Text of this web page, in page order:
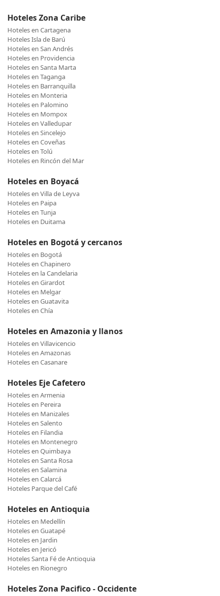
Hoteles Zona Caribe
Hoteles en Cartagena
Hoteles Isla de Barú
Hoteles en San Andrés
Hoteles en Providencia
Hoteles en Santa Marta
Hoteles en Taganga
Hoteles en Barranquilla
Hoteles en Monteria
Hoteles en Palomino
Hoteles en Mompox
Hoteles en Valledupar
Hoteles en Sincelejo
Hoteles en Coveñas
Hoteles en Tolú
Hoteles en Rincón del Mar
Hoteles en Boyacá
Hoteles en Villa de Leyva
Hoteles en Paipa
Hoteles en Tunja
Hoteles en Duitama
Hoteles en Bogotá y cercanos
Hoteles en Bogotá
Hoteles en Chapinero
Hoteles en la Candelaria
Hoteles en Girardot
Hoteles en Melgar
Hoteles en Guatavita
Hoteles en Chía
Hoteles en Amazonia y llanos
Hoteles en Villavicencio
Hoteles en Amazonas
Hoteles en Casanare
Hoteles Eje Cafetero
Hoteles en Armenia
Hoteles en Pereira
Hoteles en Manizales
Hoteles en Salento
Hoteles en Filandia
Hoteles en Montenegro
Hoteles en Quimbaya
Hoteles en Santa Rosa
Hoteles en Salamina
Hoteles en Calarcá
Hoteles Parque del Café
Hoteles en Antioquia
Hoteles en Medellín
Hoteles en Guatapé
Hoteles en Jardin
Hoteles en Jericó
Hoteles Santa Fé de Antioquia
Hoteles en Rionegro
Hoteles Zona Pacifico - Occidente